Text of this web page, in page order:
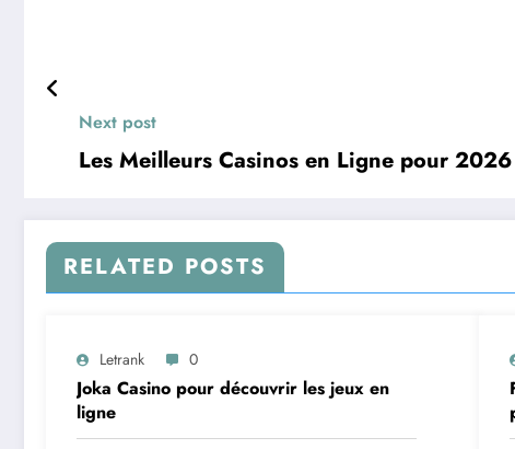
Next post
Les Meilleurs Casinos en Ligne pour 2026
RELATED POSTS
Letrank 0
Joka Casino pour découvrir les jeux en
ligne